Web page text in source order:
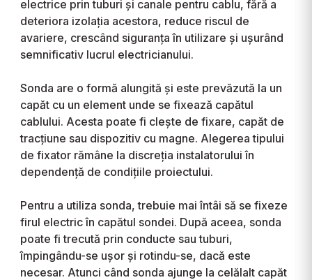
electrice prin tuburi și canale pentru cablu, fără a
deteriora izolația acestora, reduce riscul de
avariere, crescând siguranța în utilizare și ușurând
semnificativ lucrul electricianului.
Sonda are o formă alungită și este prevăzută la un
capăt cu un element unde se fixează capătul
cablului. Acesta poate fi clește de fixare, capăt de
tracțiune sau dispozitiv cu magne. Alegerea tipului
de fixator rămâne la discreția instalatorului în
dependență de condițiile proiectului.
Pentru a utiliza sonda, trebuie mai întâi să se fixeze
firul electric în capătul sondei. După aceea, sonda
poate fi trecută prin conducte sau tuburi,
împingându-se ușor și rotindu-se, dacă este
necesar. Atunci când sonda ajunge la celălalt capăt